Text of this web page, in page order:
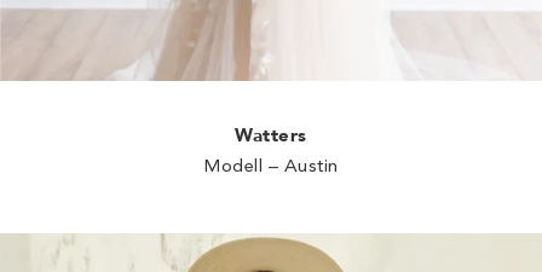
Watters
Modell – Austin